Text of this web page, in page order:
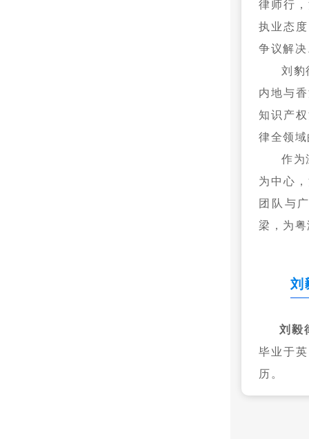
律师行
执业态
争议解
刘豹
内地与
知识产
律全领
作为
为中心
团队与
梁，为
刘
刘毅
毕业于
历。